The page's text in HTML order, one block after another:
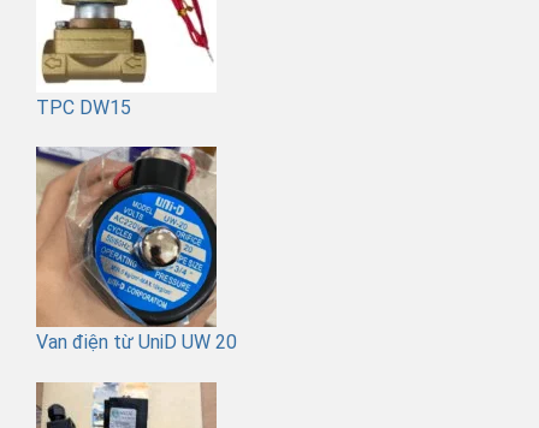
TPC DW15
Van điện từ UniD UW 20